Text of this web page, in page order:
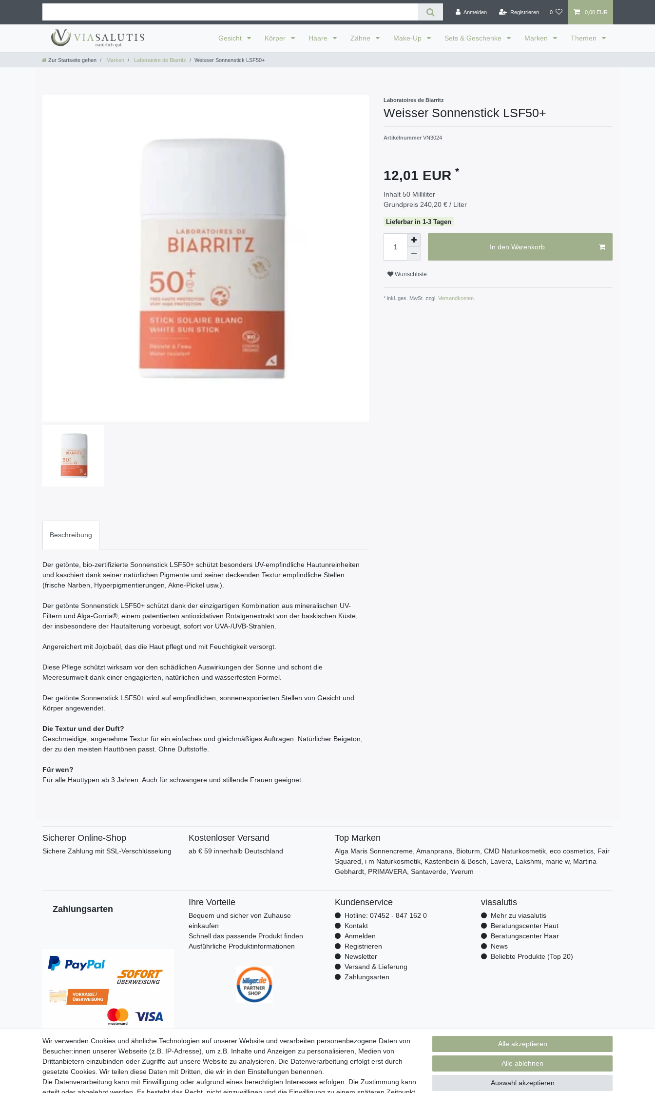
Anmelden Registrieren 0 0,00 EUR
Gesicht Körper Haare Zähne Make-Up Sets & Geschenke Marken Themen
Zur Startseite gehen Marken Laboratoire de Biarritz Weisser Sonnenstick LSF50+
Laboratoires de Biarritz
Weisser Sonnenstick LSF50+
Artikelnummer VN3024
12,01 EUR *
Inhalt 50 Milliliter
Grundpreis 240,20 € / Liter
Lieferbar in 1-3 Tagen
In den Warenkorb
Wunschliste
* inkl. ges. MwSt. zzgl. Versandkosten
Beschreibung
Der getönte, bio-zertifizierte Sonnenstick LSF50+ schützt besonders UV-empfindliche Hautunreinheiten
und kaschiert dank seiner natürlichen Pigmente und seiner deckenden Textur empfindliche Stellen
(frische Narben, Hyperpigmentierungen, Akne-Pickel usw.).
Der getönte Sonnenstick LSF50+ schützt dank der einzigartigen Kombination aus mineralischen UV-
Filtern und Alga-Gorria®, einem patentierten antioxidativen Rotalgenextrakt von der baskischen Küste,
der insbesondere der Hautalterung vorbeugt, sofort vor UVA-/UVB-Strahlen.
Angereichert mit Jojobaöl, das die Haut pflegt und mit Feuchtigkeit versorgt.
Diese Pflege schützt wirksam vor den schädlichen Auswirkungen der Sonne und schont die
Meeresumwelt dank einer engagierten, natürlichen und wasserfesten Formel.
Der getönte Sonnenstick LSF50+ wird auf empfindlichen, sonnenexponierten Stellen von Gesicht und
Körper angewendet.
Die Textur und der Duft?
Geschmeidige, angenehme Textur für ein einfaches und gleichmäßiges Auftragen. Natürlicher Beigeton,
der zu den meisten Hauttönen passt. Ohne Duftstoffe.
Für wen?
Für alle Hauttypen ab 3 Jahren. Auch für schwangere und stillende Frauen geeignet.
Sicherer Online-Shop
Sichere Zahlung mit SSL-Verschlüsselung
Kostenloser Versand
ab € 59 innerhalb Deutschland
Top Marken
Alga Maris Sonnencreme, Amanprana, Bioturm, CMD Naturkosmetik, eco cosmetics, Fair
Squared, i m Naturkosmetik, Kastenbein & Bosch, Lavera, Lakshmi, marie w, Martina
Gebhardt, PRIMAVERA, Santaverde, Yverum
Zahlungsarten
Ihre Vorteile
Bequem und sicher von Zuhause
einkaufen
Schnell das passende Produkt finden
Ausführliche Produktinformationen
Kundenservice
Hotline: 07452 - 847 162 0
Kontakt
Anmelden
Registrieren
Newsletter
Versand & Lieferung
Zahlungsarten
viasalutis
Mehr zu viasalutis
Beratungscenter Haut
Beratungscenter Haar
News
Beliebte Produkte (Top 20)
Wir verwenden Cookies und ähnliche Technologien auf unserer Website und verarbeiten personenbezogene Daten von
Besucher:innen unserer Webseite (z.B. IP-Adresse), um z.B. Inhalte und Anzeigen zu personalisieren, Medien von
Drittanbietern einzubinden oder Zugriffe auf unsere Website zu analysieren. Die Datenverarbeitung erfolgt erst durch
gesetzte Cookies. Wir teilen diese Daten mit Dritten, die wir in den Einstellungen benennen.
Die Datenverarbeitung kann mit Einwilligung oder aufgrund eines berechtigten Interesses erfolgen. Die Zustimmung kann
Alle akzeptieren
Alle ablehnen
Auswahl akzeptieren